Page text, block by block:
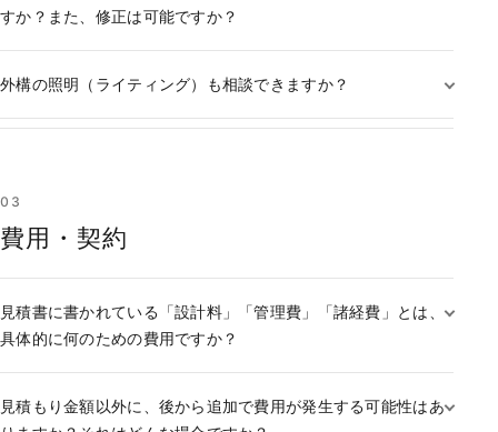
すか？また、修正は可能ですか？
外構の照明（ライティング）も相談できますか？
03
費用・契約
見積書に書かれている「設計料」「管理費」「諸経費」とは、
具体的に何のための費用ですか？
見積もり金額以外に、後から追加で費用が発生する可能性はあ